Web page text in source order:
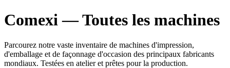
Comexi — Toutes les machines
Parcourez notre vaste inventaire de machines d'impression,
d'emballage et de façonnage d'occasion des principaux fabricants
mondiaux. Testées en atelier et prêtes pour la production.